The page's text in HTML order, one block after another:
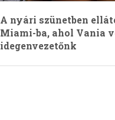
A nyári szünetben
Miami-ba, ahol Vania
idegenvezetőnk